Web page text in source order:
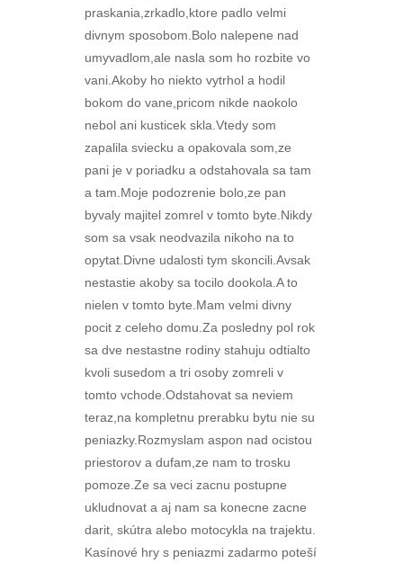
praskania,zrkadlo,ktore padlo velmi
divnym sposobom.Bolo nalepene nad
umyvadlom,ale nasla som ho rozbite vo
vani.Akoby ho niekto vytrhol a hodil
bokom do vane,pricom nikde naokolo
nebol ani kusticek skla.Vtedy som
zapalila sviecku a opakovala som,ze
pani je v poriadku a odstahovala sa tam
a tam.Moje podozrenie bolo,ze pan
byvaly majitel zomrel v tomto byte.Nikdy
som sa vsak neodvazila nikoho na to
opytat.Divne udalosti tym skoncili.Avsak
nestastie akoby sa tocilo dookola.A to
nielen v tomto byte.Mam velmi divny
pocit z celeho domu.Za posledny pol rok
sa dve nestastne rodiny stahuju odtialto
kvoli susedom a tri osoby zomreli v
tomto vchode.Odstahovat sa neviem
teraz,na kompletnu prerabku bytu nie su
peniazky.Rozmyslam aspon nad ocistou
priestorov a dufam,ze nam to trosku
pomoze.Ze sa veci zacnu postupne
ukludnovat a aj nam sa konecne zacne
darit, skútra alebo motocykla na trajektu.
Kasínové hry s peniazmi zadarmo poteší